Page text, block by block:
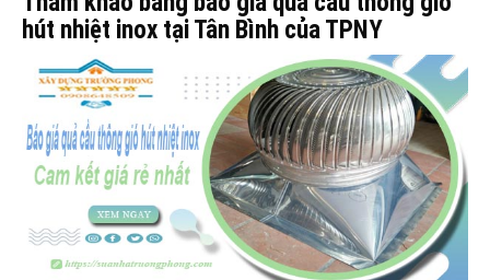
hút nhiệt inox tại Tân Bình của TPNY